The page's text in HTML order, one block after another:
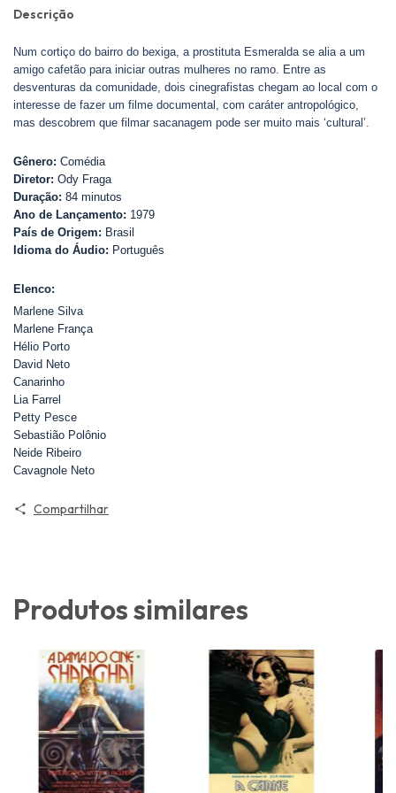
Descrição
Num cortiço do bairro do bexiga, a prostituta Esmeralda se alia a um
amigo cafetão para iniciar outras mulheres no ramo. Entre as
desventuras da comunidade, dois cinegrafistas chegam ao local com o
interesse de fazer um filme documental, com caráter antropológico,
mas descobrem que filmar sacanagem pode ser muito mais ‘cultural’.
Gênero: Comédia
Diretor: Ody Fraga
Duração: 84 minutos
Ano de Lançamento: 1979
País de Origem: Brasil
Idioma do Áudio: Português
Elenco:
Marlene Silva
Marlene França
Hélio Porto
David Neto
Canarinho
Lia Farrel
Petty Pesce
Sebastião Polônio
Neide Ribeiro
Cavagnole Neto
Compartilhar
Produtos similares